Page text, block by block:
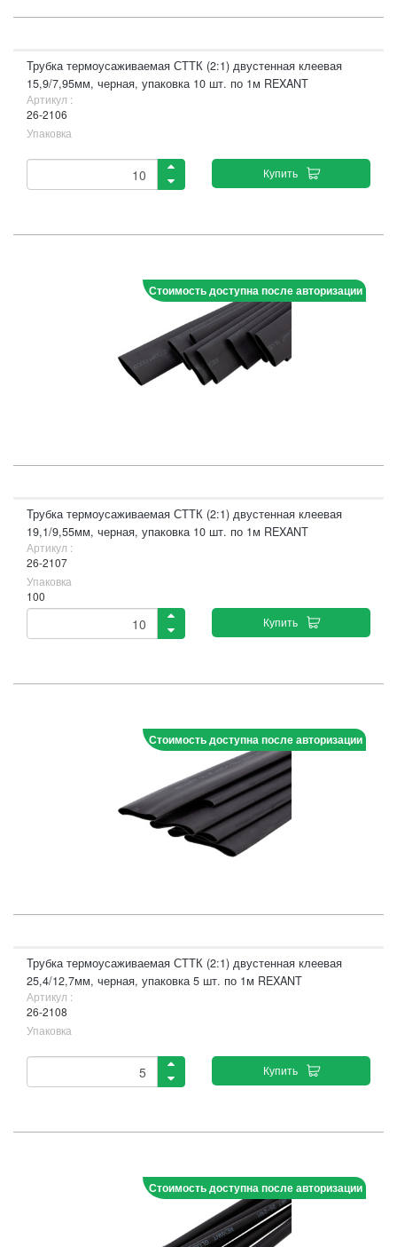
Трубка термоусаживаемая СТТК (2:1) двустенная клеевая
15,9/7,95мм, черная, упаковка 10 шт. по 1м REXANT
Артикул :
26-2106
Упаковка
Купить
Стоимость доступна после авторизации
Трубка термоусаживаемая СТТК (2:1) двустенная клеевая
19,1/9,55мм, черная, упаковка 10 шт. по 1м REXANT
Артикул :
26-2107
Упаковка
100
Купить
Стоимость доступна после авторизации
Трубка термоусаживаемая СТТК (2:1) двустенная клеевая
25,4/12,7мм, черная, упаковка 5 шт. по 1м REXANT
Артикул :
26-2108
Упаковка
Купить
Стоимость доступна после авторизации